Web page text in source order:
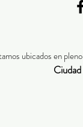
ubicados en